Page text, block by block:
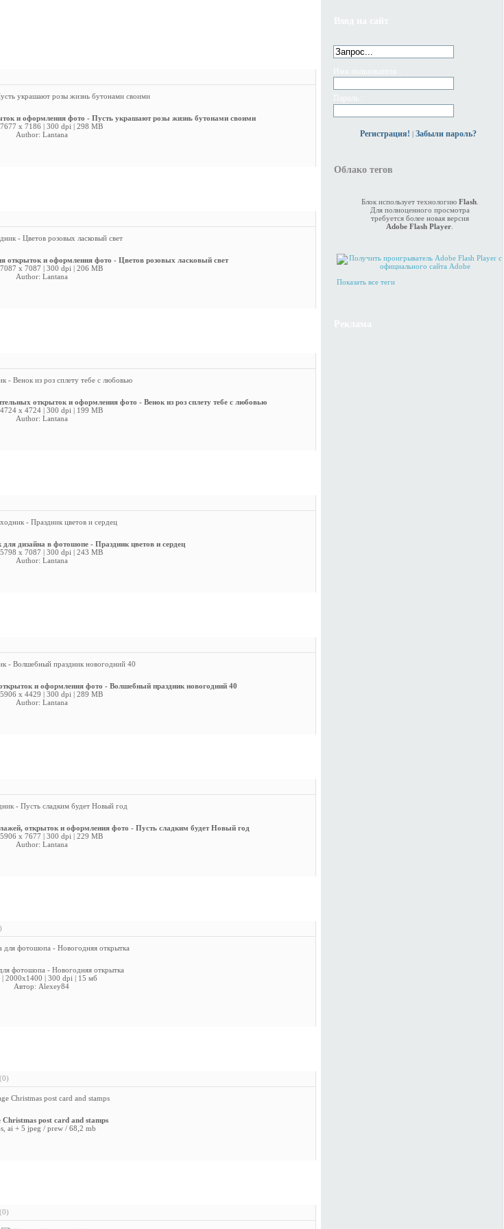
и оформления фото - Пусть украшают розы жизнь бутонами своими
7677 x 7186 | 300 dpi | 298 MB
Author: Lantana
открыток и оформления фото - Цветов розовых ласковый свет
7087 x 7087 | 300 dpi | 206 MB
Author: Lantana
открыток и оформления фото - Венок из роз сплету тебе с любовью
4724 x 4724 | 300 dpi | 199 MB
Author: Lantana
дизайна в фотошопе - Праздник цветов и сердец
5798 x 7087 | 300 dpi | 243 MB
Author: Lantana
и оформления фото - Волшебный праздник новогодний 40
5906 x 4429 | 300 dpi | 289 MB
Author: Lantana
открыток и оформления фото - Пусть сладким будет Новый год
5906 x 7677 | 300 dpi | 229 MB
Author: Lantana
фотошопа - Новогодняя открытка
| 2000x1400 | 300 dpi | 15 мб
Автор: Alexey84
Christmas post card and stamps
ai + 5 jpeg / prew / 68,2 mb
Регистрация! | Забыли пароль?
Облако тегов
Блок использует технологию Flash.
Для полноценного просмотра
требуется более новая версия
Adobe Flash Player
Показать все теги